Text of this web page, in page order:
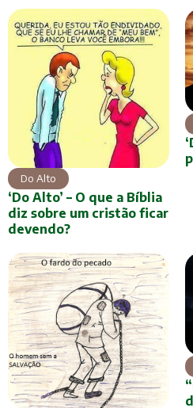
Do Alto
‘Do Alto’ – O que a Bíblia
diz sobre um cristão ficar
devendo?